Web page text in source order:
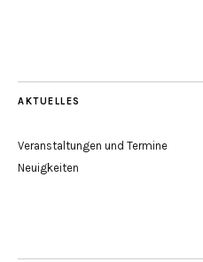
AKTUELLES
Veranstaltungen und Termine
Neuigkeiten